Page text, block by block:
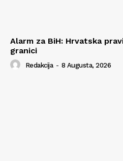
Alarm za BiH: Hrvatska
granici
Redakcija - 8 Augusta, 2026